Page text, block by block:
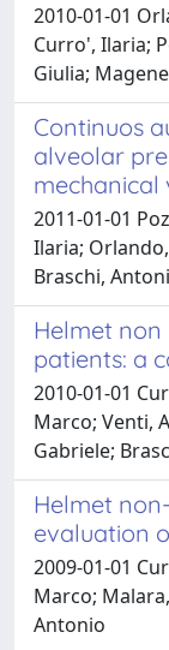
2010-01-01
Curro', Ilaria;
Giulia;
Continuos
alveolar
mechanical
2011-01-01
Ilaria;
Braschi,
Helmet non
patients: a
2010-01-01
Marco; Venti,
Gabriele;
Helmet
evaluation
2009-01-01
Marco;
Antonio